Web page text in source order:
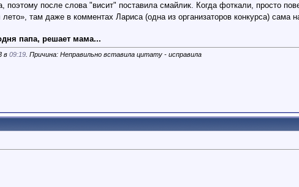
после слова "висит" поставила смайлик. Когда фоткали, просто
лето», там даже в комментах Лариса (одна из организаторов конкурса) сама
папа, решает мама...
в 09:19 . Причина: Неправильно вставила цитату - исправила